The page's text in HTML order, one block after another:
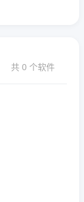
共 0 个软件